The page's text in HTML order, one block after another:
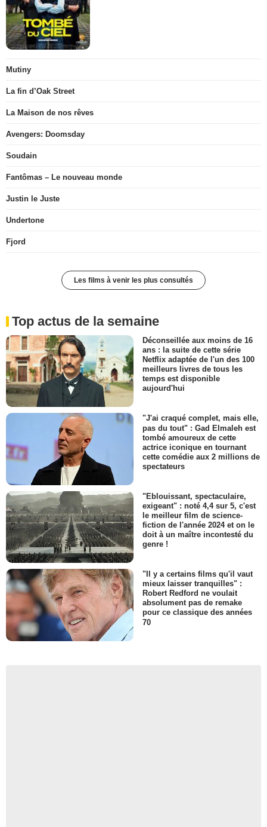
Mutiny
La fin d’Oak Street
La Maison de nos rêves
Avengers: Doomsday
Soudain
Fantômas – Le nouveau monde
Justin le Juste
Undertone
Fjord
Les films à venir les plus consultés
Top actus de la semaine
Déconseillée aux moins de 16
ans : la suite de cette série
Netflix adaptée de l'un des 100
meilleurs livres de tous les
temps est disponible
aujourd'hui
"J'ai craqué complet, mais elle,
pas du tout" : Gad Elmaleh est
tombé amoureux de cette
actrice iconique en tournant
cette comédie aux 2 millions de
spectateurs
"Eblouissant, spectaculaire,
exigeant" : noté 4,4 sur 5, c'est
le meilleur film de science-
fiction de l'année 2024 et on le
doit à un maître incontesté du
genre !
"Il y a certains films qu'il vaut
mieux laisser tranquilles" :
Robert Redford ne voulait
absolument pas de remake
pour ce classique des années
70